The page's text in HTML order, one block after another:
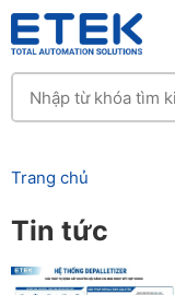
Trang chủ
Tin tức